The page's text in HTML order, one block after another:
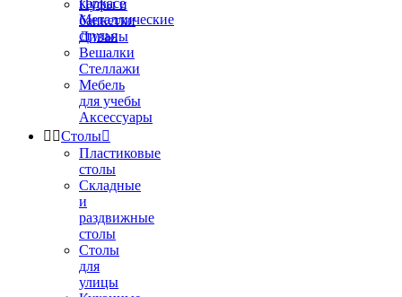
каркасе
Металлические
стулья
Пуфы и
банкетки
Диваны
Вешалки
Стеллажи
Мебель
для учебы
Аксессуары
 Столы
Пластиковые
столы
Складные
и
раздвижные
столы
Столы
для
улицы